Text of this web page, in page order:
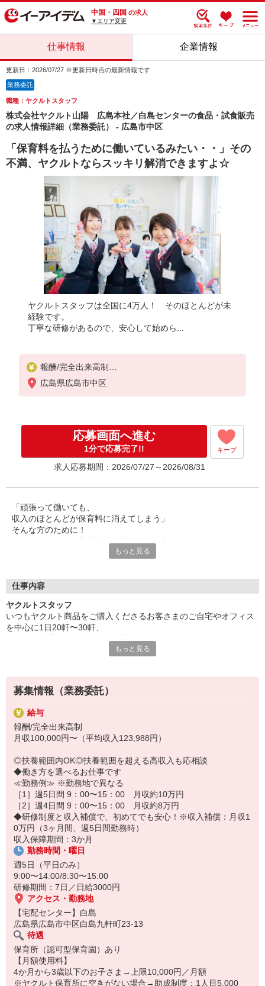
中国・四国 の求人
▼エリア変更
仕事情報 企業情報
更新日：2026/07/27 ※更新日時点の最新情報です
業務委託
職種：ヤクルトスタッフ
株式会社ヤクルト山陽 広島本社／白島センターの食品・試食販売
の求人情報詳細（業務委託） - 広島市中区
「保育料を払うために働いているみたい・・」その
不満、ヤクルトならスッキリ解消できますよ☆
ヤクルトスタッフは全国に4万人！ そのほとんどが未
経験です。
丁寧な研修があるので、安心して始めら...
報酬/完全出来高制
月収100,000円〜（平均収入123,988円）
≪勤務例≫ ※勤務地で異なる
［1］週5日間 9：00〜15：00 月収約10万円
［2］週4日間 9：00〜15：00 月収約8万円
◆研修制度と収入補償で、初めてでも安心！※収入
補償：月収10万円（3ヶ月間、週5日間勤務時）
広島県広島市中区
応募画面へ進む
1分で応募完了!! キープ
求人応募期間：2026/07/27～2026/08/31
「頑張って働いても、
収入のほとんどが保育料に消えてしまう」
そんな方のために！
一般の保育園に子どもを預けている方をバックアップ◎
◆急なお休みにもスタッフ同士で快くフォロー
など、働くママの多いヤクルトならではの
仕事×育児のお悩みをスッキリ解決に導きます☆
もっと見る
仕事内容
ヤクルトスタッフ
いつもヤクルト商品をご購入くださるお客さまのご自宅やオフィス
を中心に1日20軒〜30軒、
商品を通じてお客さまとふれあう楽しさ、健康的な生活にお役立ち
す！
〜ヤクルトスタッフの1日〜
2児の母として仕事と家庭の両立をしているHさん。
実際のワークスタイルを、一例としてご紹介いたします！
※時間は地域によって異なります。
8:20 宅配センターに到着、お届けの準備
8:30 朝礼が終わったら出発
13:00 お届け修了、翌日準備、集計作業
14:30お仕事修了
保育所にお子さまを迎えに行って帰宅
☆ココがPoint☆
・職場の近くに保育所（保育園、幼稚園、託児所）があるから、送
り迎えの時間の心配がいりません！
・保育料補助制度があります！
・家事・夕食の支度なども余裕をもってできます！
もっと見る
募集情報（業務委託）
給与
報酬/完全出来高制
月収100,000円〜（平均収入123,988円）
◎扶養範囲内OK◎扶養範囲を超える高収入も応相談
◆働き方を選べるお仕事です
≪勤務例≫ ※勤務地で異なる
［1］週5日間 9：00〜15：00 月収約10万円
［2］週4日間 9：00〜15：00 月収約8万円
◆研修制度と収入補償で、初めてでも安心！※収入補償：月収1
0万円（3ヶ月間、週5日間勤務時）
収入保障期間：3か月
勤務時間・曜日
週5日（平日のみ）
9:00〜14:00/8:30〜15:00
研修期間：7日／日給3000円
アクセス・勤務地
【宅配センター】白島
広島県広島市中区白島九軒町23-13
待遇
保育所（認可型保育園）あり
【月額使用料】
4か月から3歳以下のお子さま→上限10,000円／月額
※ヤクルト保育所に空きがない場合→助成制度：1人目5,000